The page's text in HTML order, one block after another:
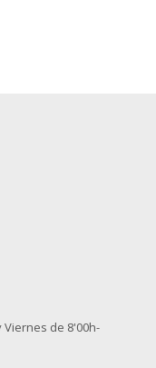
Viernes de 8'00h-